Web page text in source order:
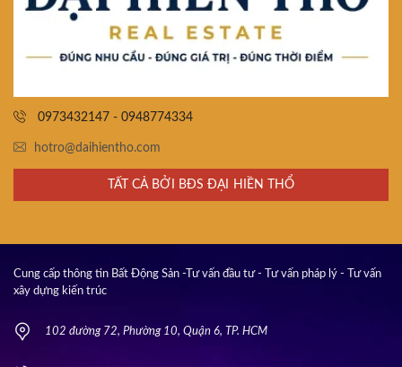
0973432147 - 0948774334
hotro@daihientho.com
TẤT CẢ BỞI BĐS ĐẠI HIỀN THỔ
Cung cấp thông tin Bất Động Sản -Tư vấn đầu tư - Tư vấn pháp lý - Tư vấn
xây dựng kiến trúc
102 đường 72, Phường 10, Quận 6, TP. HCM